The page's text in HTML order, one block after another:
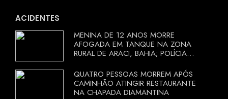
ACIDENTES
MENINA DE 12 ANOS MORRE
AFOGADA EM TANQUE NA ZONA
RURAL DE ARACI, BAHIA; POLÍCIA
QUATRO PESSOAS MORREM APÓS
CAMINHÃO ATINGIR RESTAURANTE
NA CHAPADA DIAMANTINA